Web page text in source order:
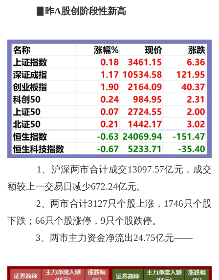
▊昨A股创阶段性新高
1、沪深两市合计成交13097.57亿元，成交
额较上一交易日减少672.24亿元。
2、两市合计3127只个股上涨，1746只个股
下跌；66只个股涨停，9只个股跌停。
3、两市主力资金净流出24.75亿元——